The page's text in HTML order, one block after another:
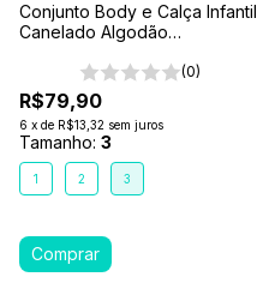
Conjunto Body e Calça Infantil
Canelado Algodão
Caramelo
(0)
R$79,90
6 x de R$13,32 sem juros
Tamanho: 3
1 2 3